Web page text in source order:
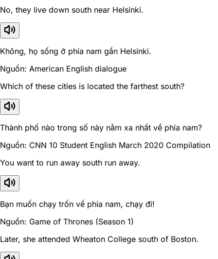
No, they live down south near Helsinki.
Không, họ sống ở phía nam gần Helsinki.
Nguồn: American English dialogue
Which of these cities is located the farthest south?
Thành phố nào trong số này nằm xa nhất về phía nam?
Nguồn: CNN 10 Student English March 2020 Compilation
You want to run away south run away.
Bạn muốn chạy trốn về phía nam, chạy đi!
Nguồn: Game of Thrones (Season 1)
Later, she attended Wheaton College south of Boston.